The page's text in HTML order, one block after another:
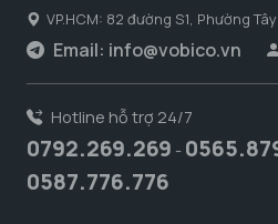
VP.HCM: 82 đường S1, Phường
Email: info@vobico.vn
Hotline hỗ trợ 24/7
0792.269.269 -
0587.776.776